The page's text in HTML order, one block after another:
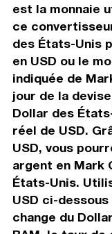
est la monnaie
ce
des États-Unis
en USD ou le
indiquée de
jour de la
Dollar des
réel de USD.
USD, vous
argent en Mark
États-Unis.
USD ci-
change du